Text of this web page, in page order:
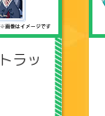
ラッ